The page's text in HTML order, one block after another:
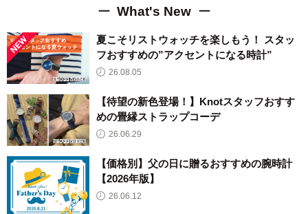
What's New
夏こそリストウォッチを楽しもう！ スタッ
フおすすめの”アクセントになる時計”
26.08.05
【待望の新色登場！】Knotスタッフおすす
めの畳縁ストラップコーデ
26.06.29
【価格別】父の日に贈るおすすめの腕時計
【2026年版】
26.06.12